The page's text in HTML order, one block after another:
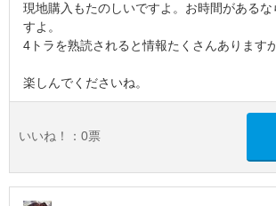
現地購入もたのしいですよ。お時間がある
すよ。
4トラを熟読されると情報たくさんあります
楽しんでくださいね。
いいね！： 0票